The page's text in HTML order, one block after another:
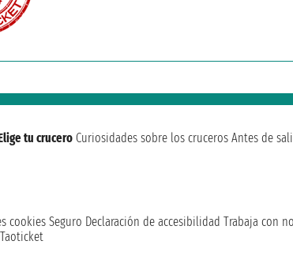
tu crucero Curiosidades sobre los cruceros Antes de
cookies Seguro Declaración de accesibilidad Trabaja con